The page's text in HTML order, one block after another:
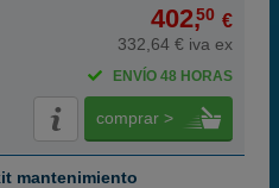
402,50 €
332,64 € iva ex
ENVÍO 48 HORAS
comprar >
mantenimiento